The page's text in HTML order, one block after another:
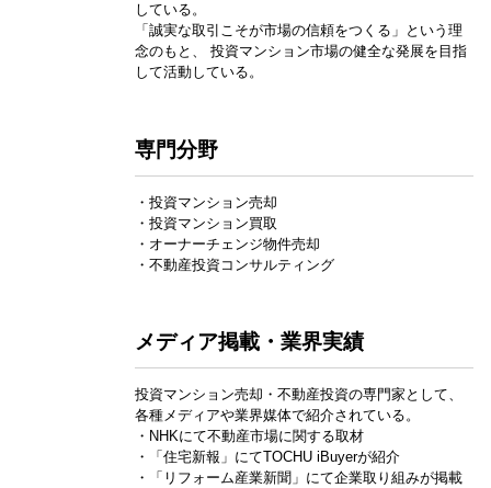
している。
「誠実な取引こそが市場の信頼をつくる」という理
念のもと、 投資マンション市場の健全な発展を目指
して活動している。
専門分野
・投資マンション売却
・投資マンション買取
・オーナーチェンジ物件売却
・不動産投資コンサルティング
メディア掲載・業界実績
投資マンション売却・不動産投資の専門家として、
各種メディアや業界媒体で紹介されている。
・NHKにて不動産市場に関する取材
・「住宅新報」にてTOCHU iBuyerが紹介
・「リフォーム産業新聞」にて企業取り組みが掲載